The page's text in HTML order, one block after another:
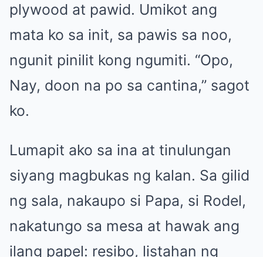
plywood at pawid. Umikot ang
mata ko sa init, sa pawis sa noo,
ngunit pinilit kong ngumiti. “Opo,
Nay, doon na po sa cantina,” sagot
ko.
Lumapit ako sa ina at tinulungan
siyang magbukas ng kalan. Sa gilid
ng sala, nakaupo si Papa, si Rodel,
nakatungo sa mesa at hawak ang
ilang papel: resibo, listahan ng